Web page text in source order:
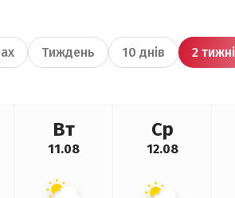
Тиждень 10 днів 2 тижні
Вт
11.08
Ср
12.08